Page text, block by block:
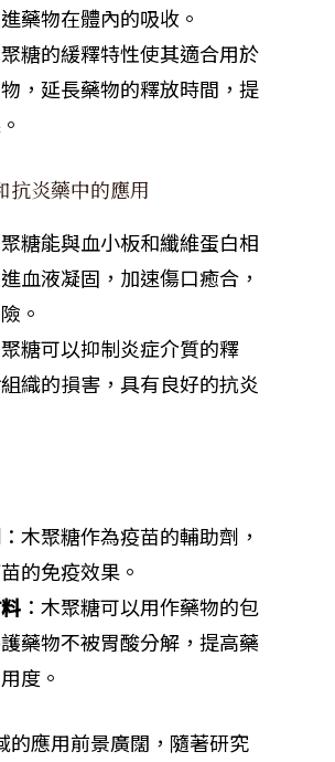
藥物在體內的吸收。
聚糖的緩釋特性使其適合用於
，延長藥物的釋放時間，提
抗炎藥中的應用
聚糖能與血小板和纖維蛋白相
血液凝固，加速傷口癒合，
。
聚糖可以抑制炎症介質的釋
織的損害，具有良好的抗炎
：木聚糖作為疫苗的輔助劑，
的免疫效果。
：木聚糖可以用作藥物的包
藥物不被胃酸分解，提高藥
度。
的應用前景廣闊，隨著研究